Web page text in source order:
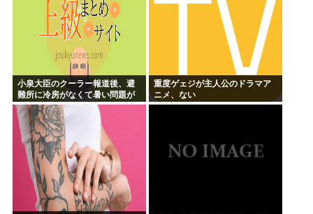
小泉大臣のクーラー報道後、避
難所に冷房がなくて暑い問題が
一切報道されなくなる。問題解
決したの？
重度ゲェジが主人公のドラマア
ニメ、ない